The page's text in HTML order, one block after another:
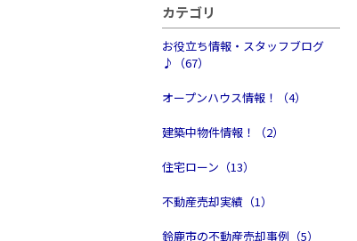
カテゴリ
お役立ち情報・スタッフブログ
♪（67）
オープンハウス情報！（4）
建築中物件情報！（2）
住宅ローン（13）
不動産売却実績（1）
鈴鹿市の不動産売却事例（5）